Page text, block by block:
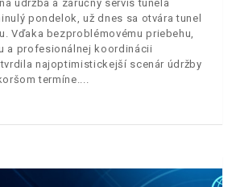
údržba a záručný servis tunela
pondelok, už dnes sa otvára tunel
Vďaka bezproblémovému priebehu,
a profesionálnej koordinácii
najoptimistickejší scenár údržby
termíne.